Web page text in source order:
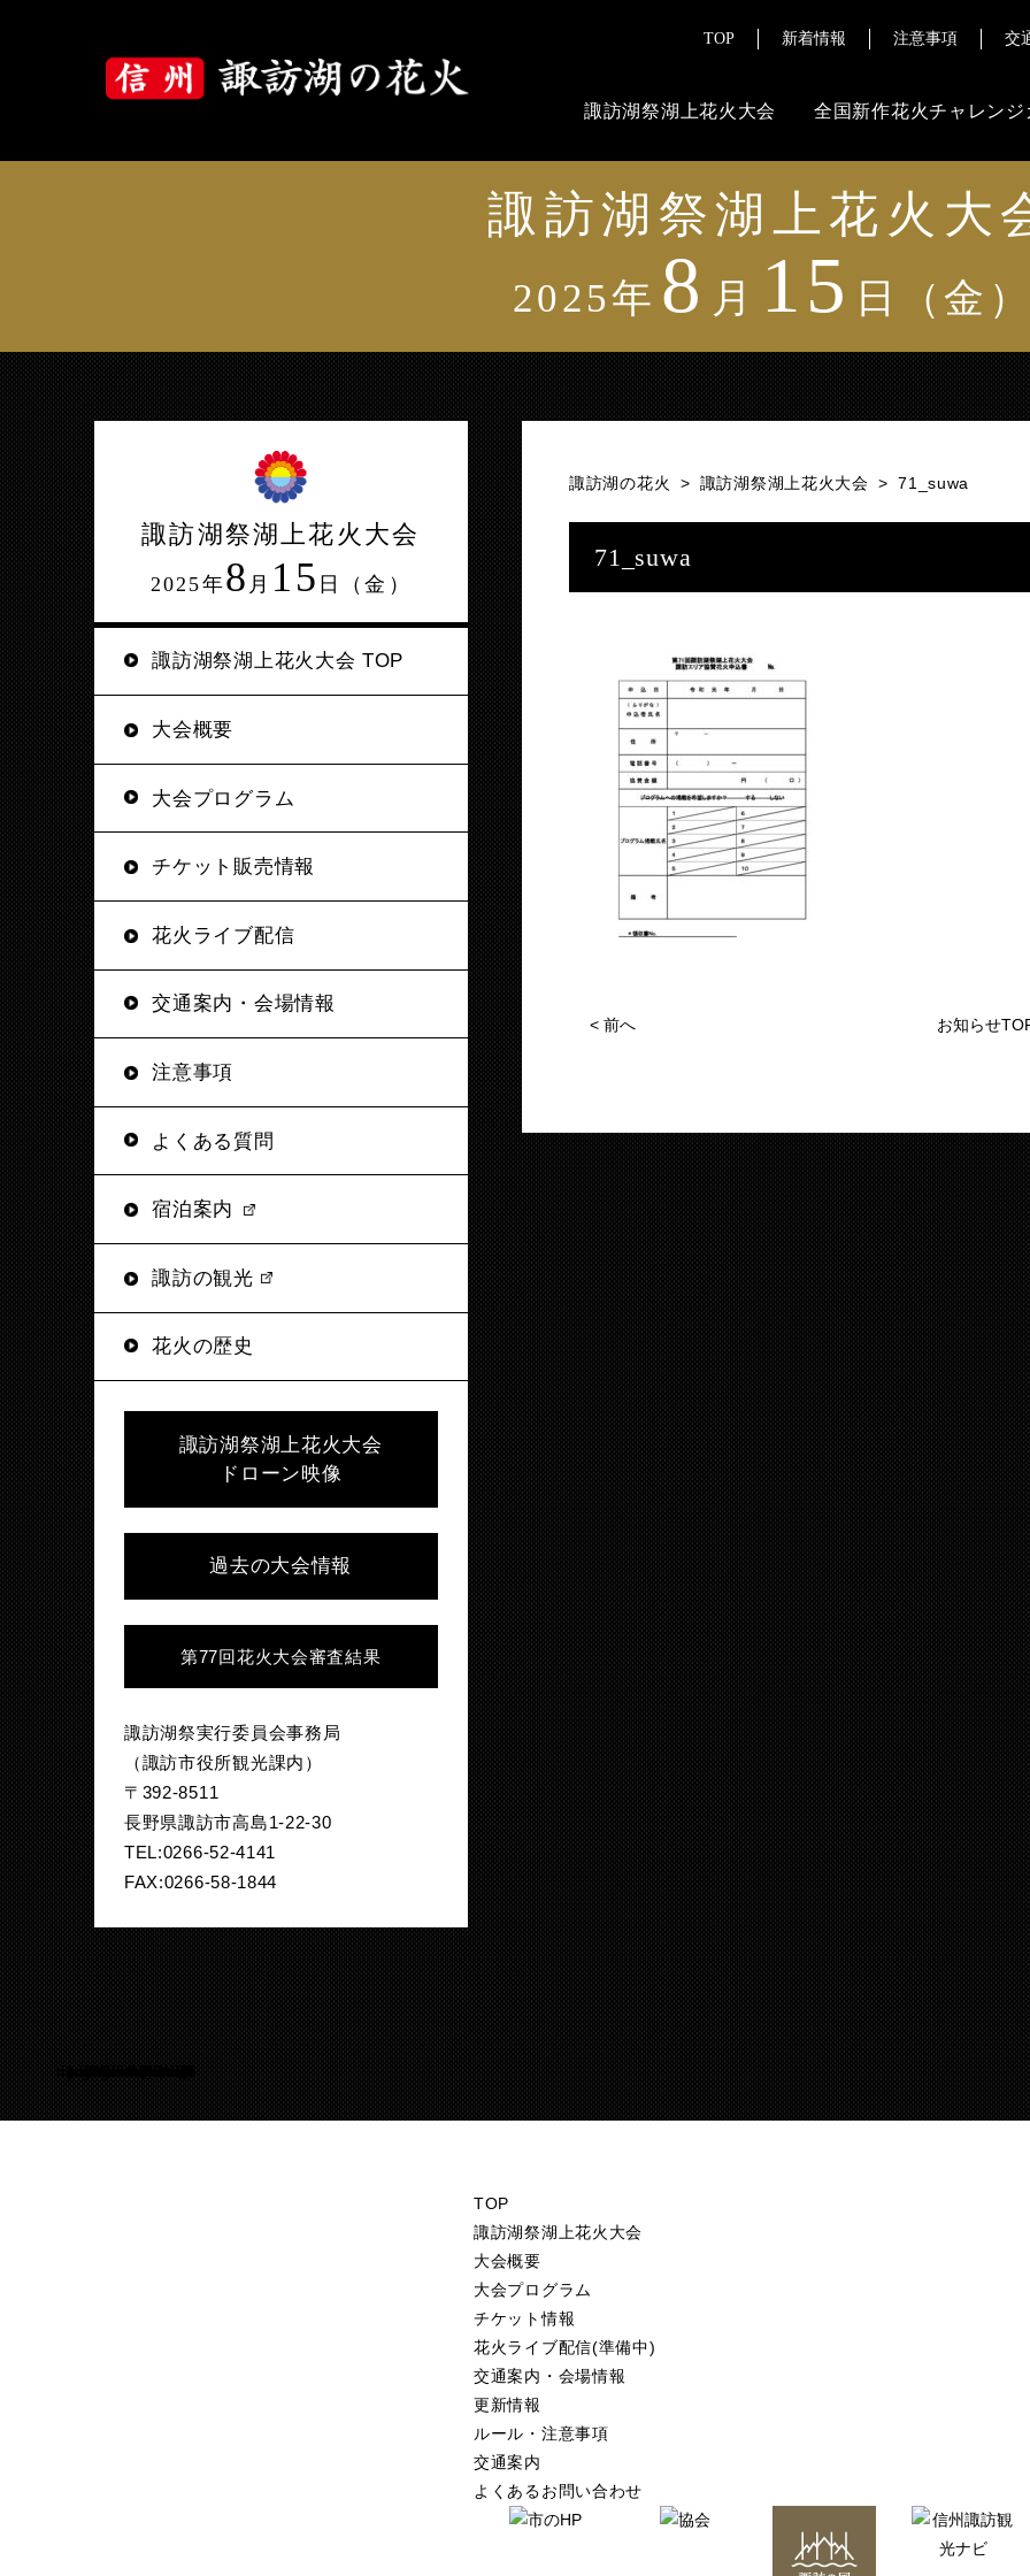
TOP 新着情報 注意事項 交
諏訪湖祭湖上花火大会
大会について
花火の歴史
ご来場にあたって
よくある質問
チケット販売情報
交通案内
注意事項
その
報道・メデ
全国新作花火チャレンジ
諏訪湖祭湖上花火大
2025年 8 月 15 日（金
諏訪湖の花火 > 諏訪湖祭湖上花火大会 >71_suwa
71_suwa
< 前へ お知らせ
諏訪湖祭湖上花火大会
2025年8 月 15 日（金）
諏訪湖祭湖上花火大会 TOP
大会概要
大会プログラム
チケット販売情報
花火ライブ配信
交通案内・会場情報
注意事項
よくある質問
宿泊案内
諏訪の観光
花火の歴史
諏訪湖祭湖上花火大会
ドローン映像
過去の大会情報
第77回花火大会審査結果
諏訪湖祭実行委員会事務局
（諏訪市役所観光課内）
〒392-8511
長野県諏訪市高島1-22-30
TEL:0266-52-4141
FAX:0266-58-1844
Warning/home/suwakohanabi/suwako-hanabi.com/public_html/test.suwako-hanabi.com/wp-content/themes/suwako-hanabi_2018/footer.php105
TOP
諏訪湖祭湖上花火大会
大会概要
大会プログラム
チケット情報
花火ライブ配信(準備中)
交通案内・会場情報
更新情報
ルール・注意事項
交通案内
よくあるお問い合わせ